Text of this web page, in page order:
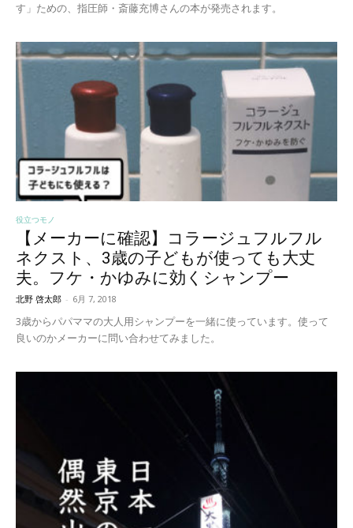
す」ための、指圧師・斎藤充博さんの本が発売されます。
役立つモノ
【メーカーに確認】コラージュフルフル
ネクスト、3歳の子どもが使っても大丈
夫。フケ・かゆみに効くシャンプー
北野 啓太郎 - 6月 7, 2018
3歳からパパママの大人用シャンプーを一緒に使っています。使って
良いのかメーカーに問い合わせてみました。